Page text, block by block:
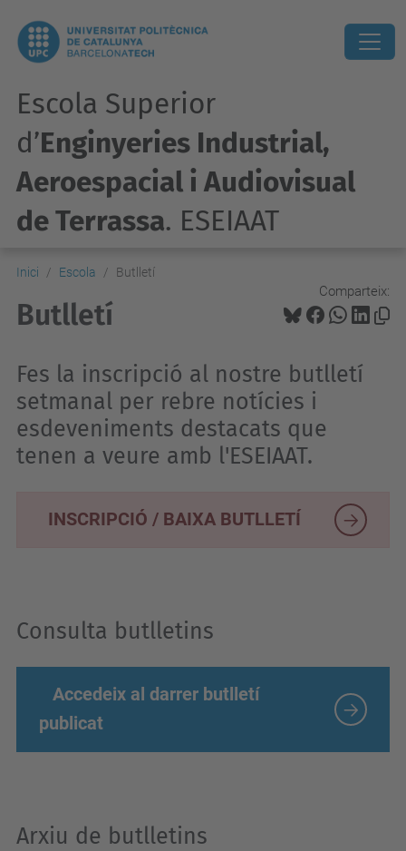
Escola Superior
d’Enginyeries Industrial,
Aeroespacial i Audiovisual
de Terrassa. ESEIAAT
Inici Escola Butlletí
Comparteix:
Butlletí
Fes la inscripció al nostre butlletí
setmanal per rebre notícies i
esdeveniments destacats que
tenen a veure amb l'ESEIAAT.
INSCRIPCIÓ / BAIXA BUTLLETÍ
Consulta butlletins
Accedeix al darrer butlletí
publicat
Arxiu de butlletins